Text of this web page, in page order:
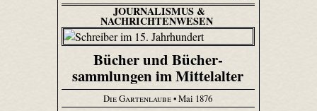
JOURNALISMUS &
NACHRICHTENWESEN
Bücher und Bücher­
sammlungen im Mittelalter
Die Gartenlaube• Mai 1876